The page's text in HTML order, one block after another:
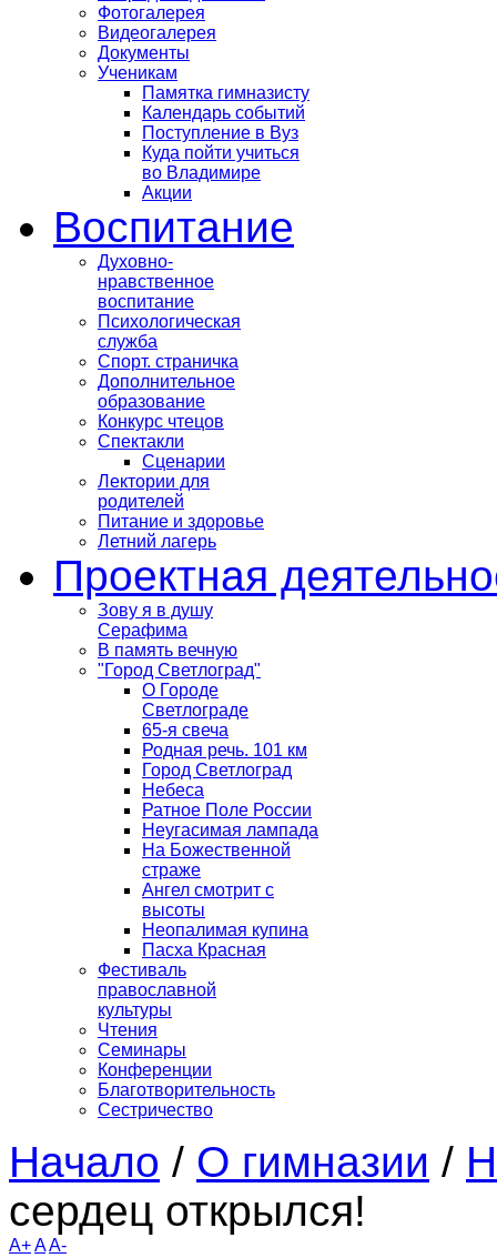
Фотогалерея
Видеогалерея
Документы
Ученикам
Памятка гимназисту
Календарь событий
Поступление в Вуз
Куда пойти учиться
во Владимире
Акции
Воспитание
Духовно-
нравственное
воспитание
Психологическая
служба
Спорт. страничка
Дополнительное
образование
Конкурс чтецов
Спектакли
Сценарии
Лектории для
родителей
Питание и здоровье
Летний лагерь
Проектная
Зову я в душу
Серафима
В память вечную
"Город Светлоград"
О Городе
Светлограде
65-я свеча
Родная речь. 101 км
Город Светлоград
Небеса
Ратное Поле России
Неугасимая лампада
На Божественной
страже
Ангел смотрит с
высоты
Неопалимая купина
Пасха Красная
Фестиваль
православной
культуры
Чтения
Семинары
Конференции
Благотворительность
Сестричество
Начало / О гимназии /
сердец открылся!
A+AA-